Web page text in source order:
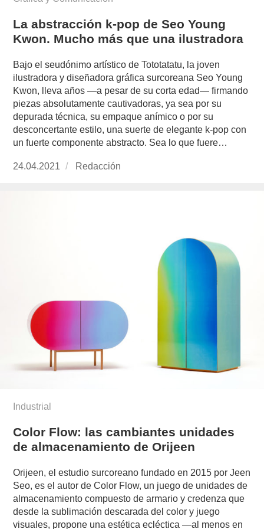
La abstracción k-pop de Seo Young
Kwon. Mucho más que una ilustradora
Bajo el seudónimo artístico de Tototatatu, la joven
ilustradora y diseñadora gráfica surcoreana Seo Young
Kwon, lleva años —a pesar de su corta edad— firmando
piezas absolutamente cautivadoras, ya sea por su
depurada técnica, su empaque anímico o por su
desconcertante estilo, una suerte de elegante k-pop con
un fuerte componente abstracto. Sea lo que fuere…
Publicado
24.04.2021 https://www.experimenta.es/author/redaccion/
Redacción
Industrial
Color Flow: las cambiantes unidades
de almacenamiento de Orijeen
Orijeen, el estudio surcoreano fundado en 2015 por Jeen
Seo, es el autor de Color Flow, un juego de unidades de
almacenamiento compuesto de armario y credenza que
desde la sublimación descarada del color y juego
visuales, propone una estética ecléctica —al menos en